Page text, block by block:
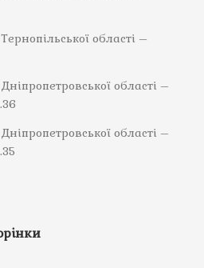
області –
області –
області –